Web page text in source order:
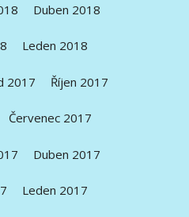
Duben 2018
Leden 2018
2017 Říjen 2017
Červenec 2017
Duben 2017
Leden 2017